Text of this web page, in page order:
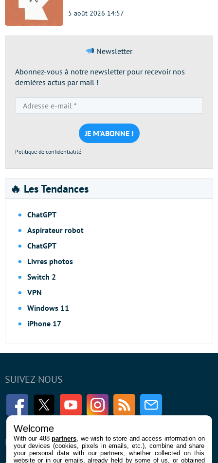
5 août 2026 14:57
Newsletter
Abonnez-vous à notre newsletter pour recevoir nos
dernières actus par mail !
e-
mail
*
Politique de confidentialité
🔥 Les Tendances
ChatGPT
Aspirateur robot
ChatGPT
Livres photos
Switch 2
VPN
Windows 11
iPhone 17
SUIVEZ-NOUS
FacebookTwitter Youtube InstagramRSS Newsletter
ENTREPRISE À PROPOS
Welcome
With our 488partners , we wish to store and access information on
your devices (cookies, pixels in emails, etc.), combine and share
your personal data with our partners, whether collected on this
website or in our emails, already held by some of us, or obtained